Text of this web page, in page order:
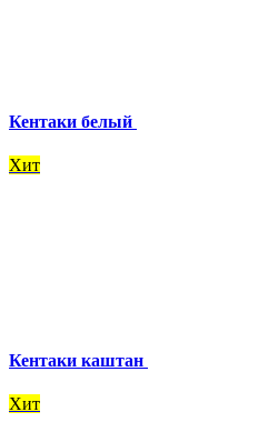
Кентаки белый
Хит
Кентаки каштан
Хит